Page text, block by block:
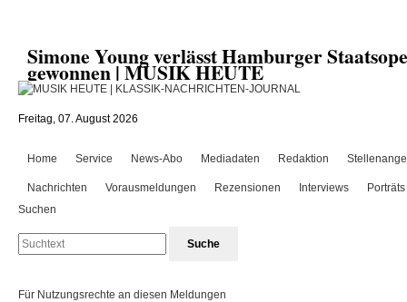
Simone Young verlässt Hamburger
gewonnen | MUSIK HEUTE
Freitag, 07. August 2026
Home Service News-Abo Mediadaten Redaktion
Nachrichten Vorausmeldungen Rezensionen Interviews
Porträts
Suchen
Für Nutzungsrechte an diesen Meldungen